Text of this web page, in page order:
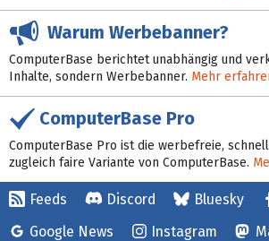
Warum Werbebanner?
ComputerBase berichtet unabhängig und
Inhalte, sondern Werbebanner. Mehr
ComputerBase Pro
ComputerBase Pro ist die werbefreie,
zugleich faire Variante von ComputerBase.
Feeds Discord Bluesky
Google News
Instagram